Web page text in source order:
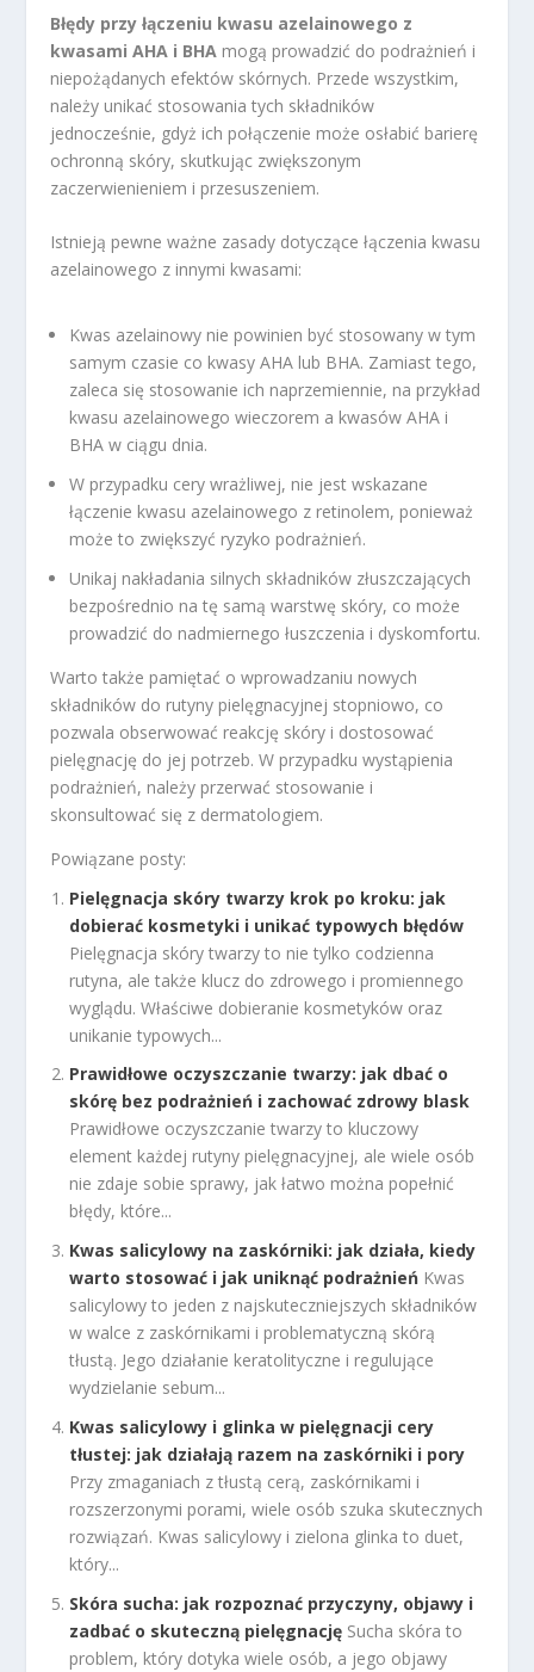
Błędy przy łączeniu kwasu azelainowego z
kwasami AHA i BHA mogą prowadzić do podrażnień i
niepożądanych efektów skórnych. Przede wszystkim,
należy unikać stosowania tych składników
jednocześnie, gdyż ich połączenie może osłabić barierę
ochronną skóry, skutkując zwiększonym
zaczerwienieniem i przesuszeniem.
Istnieją pewne ważne zasady dotyczące łączenia kwasu
azelainowego z innymi kwasami:
Kwas azelainowy nie powinien być stosowany w tym
samym czasie co kwasy AHA lub BHA. Zamiast tego,
zaleca się stosowanie ich naprzemiennie, na przykład
kwasu azelainowego wieczorem a kwasów AHA i
BHA w ciągu dnia.
W przypadku cery wrażliwej, nie jest wskazane
łączenie kwasu azelainowego z retinolem, ponieważ
może to zwiększyć ryzyko podrażnień.
Unikaj nakładania silnych składników złuszczających
bezpośrednio na tę samą warstwę skóry, co może
prowadzić do nadmiernego łuszczenia i dyskomfortu.
Warto także pamiętać o wprowadzaniu nowych
składników do rutyny pielęgnacyjnej stopniowo, co
pozwala obserwować reakcję skóry i dostosować
pielęgnację do jej potrzeb. W przypadku wystąpienia
podrażnień, należy przerwać stosowanie i
skonsultować się z dermatologiem.
Powiązane posty:
Pielęgnacja skóry twarzy krok po kroku: jak
dobierać kosmetyki i unikać typowych błędów
Pielęgnacja skóry twarzy to nie tylko codzienna
rutyna, ale także klucz do zdrowego i promiennego
wyglądu. Właściwe dobieranie kosmetyków oraz
unikanie typowych...
Prawidłowe oczyszczanie twarzy: jak dbać o
skórę bez podrażnień i zachować zdrowy blask
Prawidłowe oczyszczanie twarzy to kluczowy
element każdej rutyny pielęgnacyjnej, ale wiele osób
nie zdaje sobie sprawy, jak łatwo można popełnić
błędy, które...
Kwas salicylowy na zaskórniki: jak działa, kiedy
warto stosować i jak uniknąć podrażnień Kwas
salicylowy to jeden z najskuteczniejszych składników
w walce z zaskórnikami i problematyczną skórą
tłustą. Jego działanie keratolityczne i regulujące
wydzielanie sebum...
Kwas salicylowy i glinka w pielęgnacji cery
tłustej: jak działają razem na zaskórniki i pory
Przy zmaganiach z tłustą cerą, zaskórnikami i
rozszerzonymi porami, wiele osób szuka skutecznych
rozwiązań. Kwas salicylowy i zielona glinka to duet,
który...
Skóra sucha: jak rozpoznać przyczyny, objawy i
zadbać o skuteczną pielęgnację Sucha skóra to
problem, który dotyka wiele osób, a jego objawy